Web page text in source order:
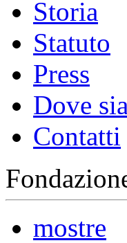
Storia
Statuto
Press
Dove
Contatti
mostre